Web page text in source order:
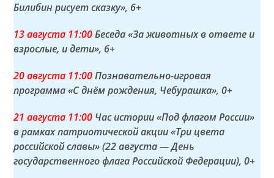
Билибин рисует сказку», 6+
13 августа 11:00Беседа «За животных в ответе и
взрослые, и дети», 6+
20 августа 11:00Познавательно-игровая
программа «С днём рождения, Чебурашка», 0+
21 августа 11:00 Час истории «Под флагом России»
в рамках патриотической акции «Три цвета
российской славы» (22 августа — День
государственного флага Российской Федерации), 0+